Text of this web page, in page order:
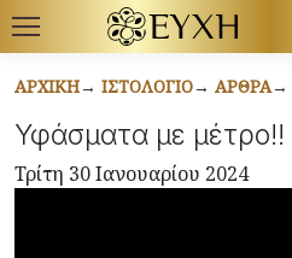
ΑΡΧΙΚΉ ΙΣΤΟΛΌΓΙΟ ΆΡΘΡΑ
Υφάσματα με μέτρο!!
Τρίτη 30 Ιανουαρίου 2024